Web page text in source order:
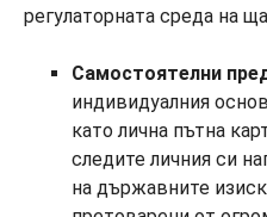
регулаторната среда на
Самостоятелни
индивидуалния
като лична пътна
следите личния си
на държавните